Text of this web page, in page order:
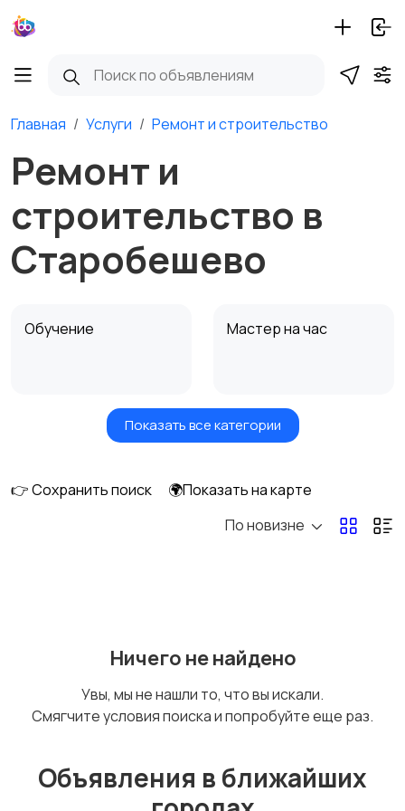
Главная Услуги Ремонт и строительство
Ремонт и
строительство в
Старобешево
Обучение Мастер на час
Красота и здоровье
Транспорт,
IT, интернет, телеком
Показать все категории
👉 Сохранить поиск
🌍Показать на карте
По новизне
Ничего не найдено
Увы, мы не нашли то, что вы искали.
Смягчите условия поиска и попробуйте еще раз.
Объявления в ближайших